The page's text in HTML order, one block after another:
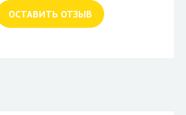
ОСТАВИТЬ ОТЗЫВ